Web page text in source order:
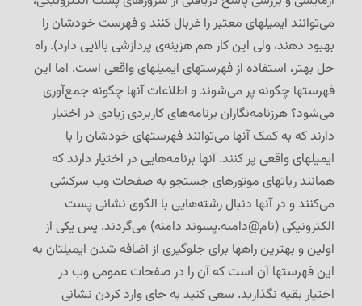
می‌توانند ایمیلهای معتبر را غربال کنند و فهرست خودشان را
بهبود دهند، ولی این کار هم هزینه‌ی پردازشی بالایی دارد). راه
حل بهتر، استفاده از فهرستهای ایمیلهای واقعی است. اما این
فهرستها چگونه پر می‌شوند و اطلاعات آنها چگونه جمع‌آوری
می‌شود؟ هرزنامه‌نگاران برنامه‌های کاربردی زیادی در اختیار
دارند که به کمک آنها می‌توانند فهرستهای خودشان را با
ایمیلهای واقعی پر کنند. آنها برنامه‌هایی در اختیار دارند که
همانند رباتهای موتورهای جستجو به صفحات وب سرکشی
می‌کنند و در آنها دنبال رشته‌هایی با الگوی نشانی پست
الکترونیکی (نام@دامنه.پسوند دامنه) می‌گردند. پس یکی از
اولین و بهترین راهها برای جلوگیری از اضافه شدن ایمیلتان به
این فهرستها آن است که آن را در صفحات عمومی وب در
اختیار بقیه نگذارید. سعی کنید به جای وارد کردن نشانی